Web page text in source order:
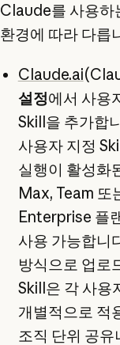
Claude를 사용하
환경에 따라 다릅
Claude.ai
설정에서 사용
Skill을 추가합
사용자 지정
실행이 활성화
Max, Team 또
Enterprise 플
사용 가능합니
방식으로 업로
Skill은 각 사용
개별적으로 적
조직 단위 공유